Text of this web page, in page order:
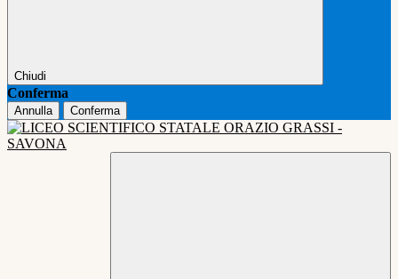
Chiudi
Conferma
Annulla Conferma